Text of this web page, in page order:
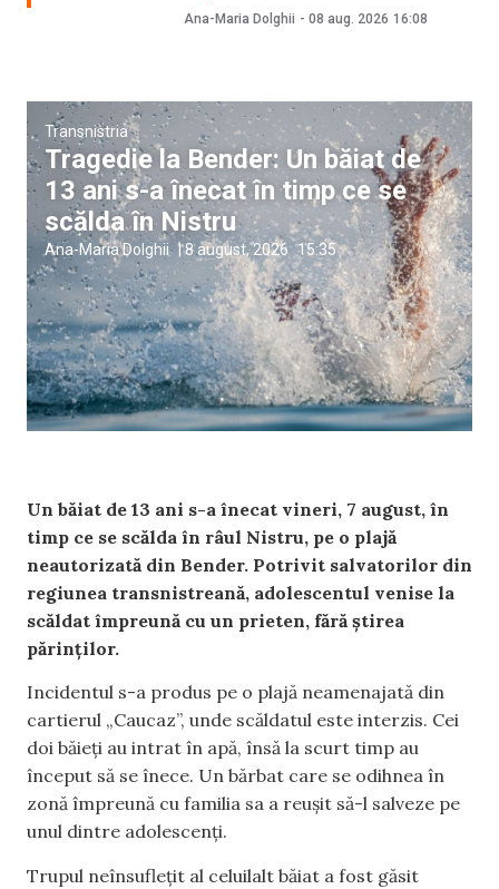
Ana-Maria Dolghii - 08 aug. 2026 16:08
Transnistria
Tragedie la Bender: Un băiat de
13 ani s-a înecat în timp ce se
scălda în Nistru
Ana-Maria Dolghii |8 august, 2026 15:35
Un băiat de 13 ani s-a înecat vineri, 7 august, în
timp ce se scălda în râul Nistru, pe o plajă
neautorizată din Bender. Potrivit salvatorilor din
regiunea transnistreană, adolescentul venise la
scăldat împreună cu un prieten, fără știrea
părinților.
Incidentul s-a produs pe o plajă neamenajată din
cartierul „Caucaz”, unde scăldatul este interzis. Cei
doi băieți au intrat în apă, însă la scurt timp au
început să se înece. Un bărbat care se odihnea în
zonă împreună cu familia sa a reușit să-l salveze pe
unul dintre adolescenți.
Trupul neînsuflețit al celuilalt băiat a fost găsit